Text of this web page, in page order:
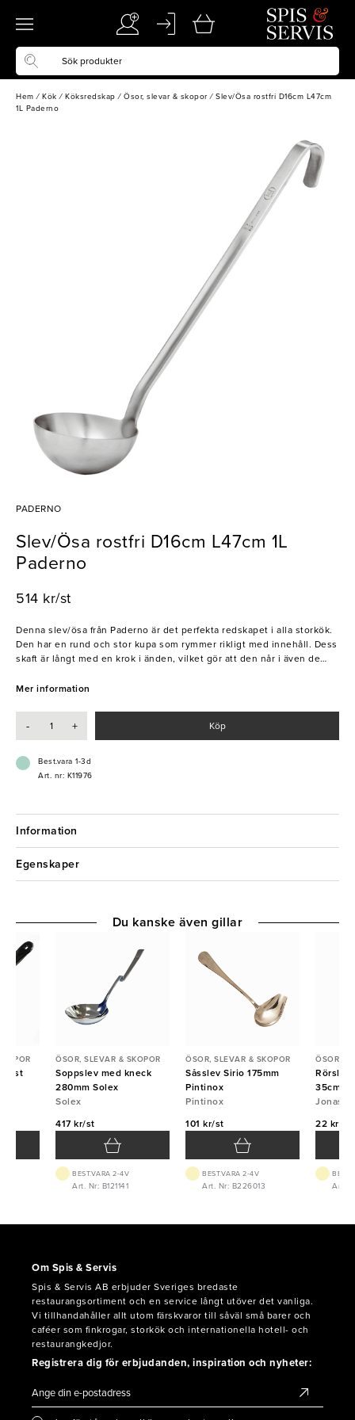
Hem / Kök / Köksredskap / Ösor, slevar & skopor / Slev/Ösa rostfri D16cm L47cm
1L Paderno
PADERNO
Slev/Ösa rostfri D16cm L47cm 1L
Paderno
514 kr/st
Denna slev/ösa från Paderno är det perfekta redskapet i alla storkök.
Den har en rund och stor kupa som rymmer rikligt med innehåll. Dess
skaft är långt med en krok i änden, vilket gör att den når i även de
klassiska sleven är gjord i högkvalitativt rostfritt stål vilket gör den
- Långt skaft med krok
Mer information
- + Köp
Best.vara 1-3d
Art. nr: K11976
Information
Egenskaper
ÖSOR, SLEVAR & SKOPOR
Soppslev med kneck
280mm Solex
Solex
417 kr/st
BEST.VARA 2-4V
Art. Nr: B121141
ÖSOR, SLEVAR & SKOPOR
Såsslev Sirio 175mm
Pintinox
Pintinox
101 kr/st
BEST.VARA 2-4V
Art. Nr: B226013
ÖSOR,
Rörslev
35cm
Jonas
22 kr/st
Art.
Du kanske även gillar
Om Spis & Servis
Spis & Servis AB erbjuder Sveriges bredaste
restaurangsortiment och en service långt utöver det vanliga.
Vi tillhandahåller allt utom färskvaror till såväl små barer och
caféer som finkrogar, storkök och internationella hotell- och
restaurangkedjor.
Registrera dig för erbjudanden, inspiration och nyheter: